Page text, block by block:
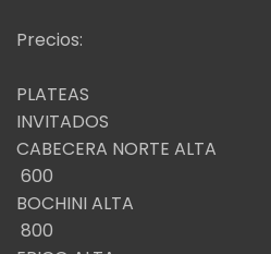
Precios:
PLATEAS
INVITADOS
CABECERA
600
BOCHINI
800